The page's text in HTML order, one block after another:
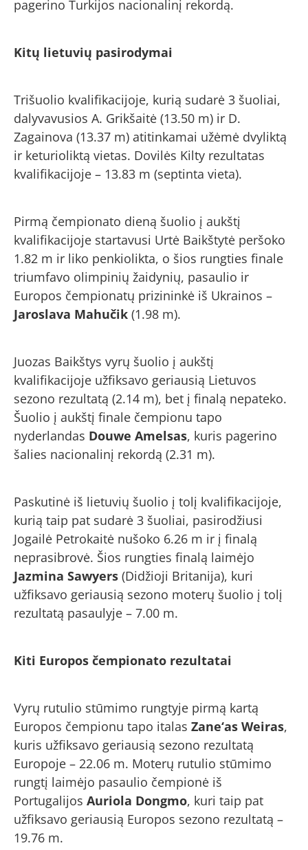
pagerino Turkijos nacionalinį rekordą.
Kitų lietuvių pasirodymai
Trišuolio kvalifikacijoje, kurią sudarė 3 šuoliai,
dalyvavusios A. Grikšaitė (13.50 m) ir D.
Zagainova (13.37 m) atitinkamai užėmė dvyliktą
ir keturioliktą vietas. Dovilės Kilty rezultatas
kvalifikacijoje – 13.83 m (septinta vieta).
Pirmą čempionato dieną šuolio į aukštį
kvalifikacijoje startavusi Urtė Baikštytė peršoko
1.82 m ir liko penkiolikta, o šios rungties finale
triumfavo olimpinių žaidynių, pasaulio ir
Europos čempionatų prizininkė iš Ukrainos –
Jaroslava Mahučik (1.98 m).
Juozas Baikštys vyrų šuolio į aukštį
kvalifikacijoje užfiksavo geriausią Lietuvos
sezono rezultatą (2.14 m), bet į finalą nepateko.
Šuolio į aukštį finale čempionu tapo
nyderlandas Douwe Amelsas, kuris pagerino
šalies nacionalinį rekordą (2.31 m).
Paskutinė iš lietuvių šuolio į tolį kvalifikacijoje,
kurią taip pat sudarė 3 šuoliai, pasirodžiusi
Jogailė Petrokaitė nušoko 6.26 m ir į finalą
neprasibrovė. Šios rungties finalą laimėjo
Jazmina Sawyers (Didžioji Britanija), kuri
užfiksavo geriausią sezono moterų šuolio į tolį
rezultatą pasaulyje – 7.00 m.
Kiti Europos čempionato rezultatai
Vyrų rutulio stūmimo rungtyje pirmą kartą
Europos čempionu tapo italas Zane‘as Weiras,
kuris užfiksavo geriausią sezono rezultatą
Europoje – 22.06 m. Moterų rutulio stūmimo
rungtį laimėjo pasaulio čempionė iš
Portugalijos Auriola Dongmo, kuri taip pat
užfiksavo geriausią Europos sezono rezultatą –
19.76 m.